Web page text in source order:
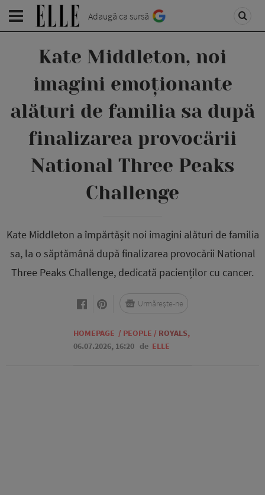
Adaugă ca sursă
Kate Middleton, noi
imagini emoționante
alături de familia sa după
finalizarea provocării
National Three Peaks
Challenge
Kate Middleton a împărtășit noi imagini alături de familia
sa, la o săptămână după finalizarea provocării National
Three Peaks Challenge, dedicată pacienților cu cancer.
HOMEPAGE / PEOPLE / ROYALS,
06.07.2026, 16:20 de ELLE
Urmărește-ne